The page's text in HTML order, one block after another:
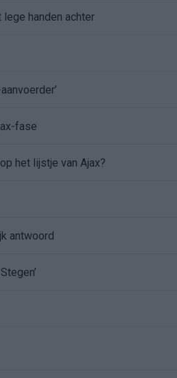
handen achter
fase
het lijstje van Ajax?
antwoord